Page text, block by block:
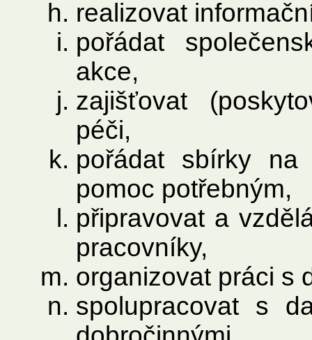
realizovat
pořádat
akce,
zajišťovat
péči,
pořádat sbírky
pomoc potřebným,
připravovat a
pracovníky,
organizovat práci s
spolupracovat s